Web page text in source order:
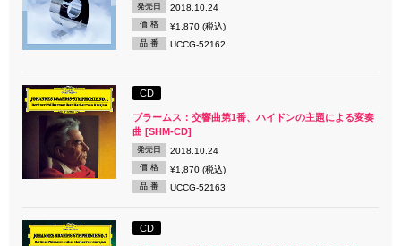
発売日 2018.10.24
価 格 ¥1,870 (税込)
品 番 UCCG-52162
CD
ブラームス：交響曲第1番、ハイドンの主題による変奏
曲 [SHM-CD]
発売日 2018.10.24
価 格 ¥1,870 (税込)
品 番 UCCG-52163
CD